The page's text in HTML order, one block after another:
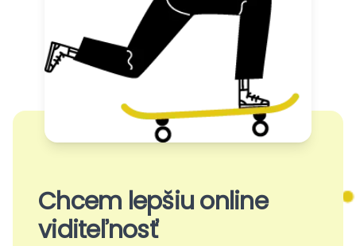
Chcem lepšiu online
viditeľnosť